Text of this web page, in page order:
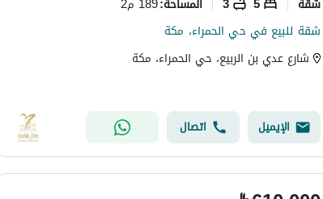
شقة للبيع في حي الحمراء، مكة
شارع عدي بن الربيع، حي الحمراء، مكة
الإيميل اتصال